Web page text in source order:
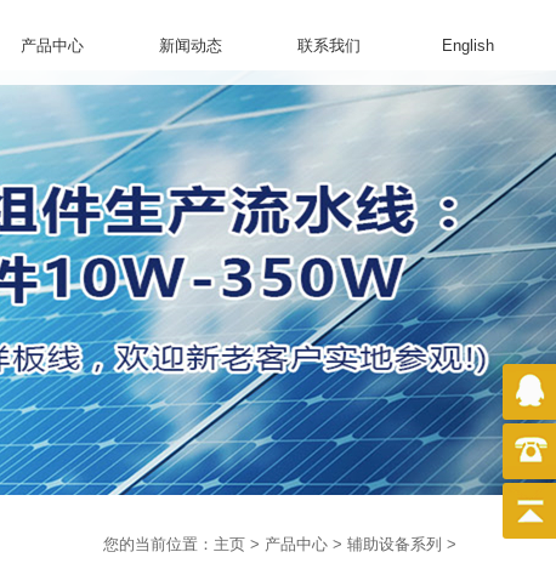
产品中心 新闻动态 联系我们 English
您的当前位置： 主页 > 产品中心 > 辅助设备系列 >